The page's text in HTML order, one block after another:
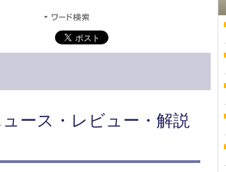
ース・レビュー・解説